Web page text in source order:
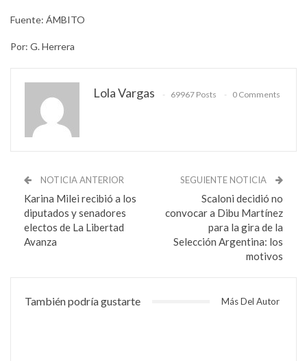
Fuente: ÁMBITO
Por: G. Herrera
Lola Vargas 69967 Posts 0 Comments
NOTICIA ANTERIOR
Karina Milei recibió a los
diputados y senadores
electos de La Libertad
Avanza
SEGUIENTE NOTICIA
Scaloni decidió no
convocar a Dibu Martínez
para la gira de la
Selección Argentina: los
motivos
También podría gustarte Más Del Autor